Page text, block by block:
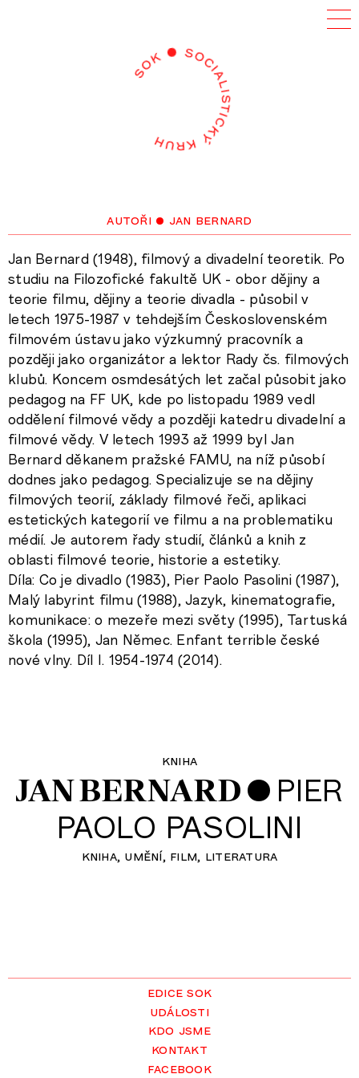
autoři• jan bernard
Jan Bernard (1948), filmový a divadelní teoretik. Po
studiu na Filozofické fakultě UK - obor dějiny a
teorie filmu, dějiny a teorie divadla - působil v
letech 1975-1987 v tehdejším Československém
filmovém ústavu jako výzkumný pracovník a
později jako organizátor a lektor Rady čs. filmových
klubů. Koncem osmdesátých let začal působit jako
pedagog na FF UK, kde po listopadu 1989 vedl
oddělení filmové vědy a později katedru divadelní a
filmové vědy. V letech 1993 až 1999 byl Jan
Bernard děkanem pražské FAMU, na níž působí
dodnes jako pedagog. Specializuje se na dějiny
filmových teorií, základy filmové řeči, aplikaci
estetických kategorií ve filmu a na problematiku
médií. Je autorem řady studií, článků a knih z
oblasti filmové teorie, historie a estetiky.
Díla: Co je divadlo (1983), Pier Paolo Pasolini (1987),
Malý labyrint filmu (1988), Jazyk, kinematografie,
komunikace: o mezeře mezi světy (1995), Tartuská
škola (1995), Jan Němec. Enfant terrible české
nové vlny. Díl I. 1954-1974 (2014).
kniha
JAN BERNARD • PIER
PAOLO PASOLINI
kniha umění film literatura
edice sok
události
kdo jsme
kontakt
facebook